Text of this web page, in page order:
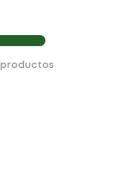
productos